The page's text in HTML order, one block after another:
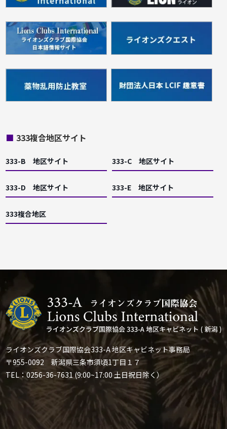
■ 333複合地区サイト
333-B 地区サイト 333-C 地区サイト
333-D 地区サイト 333-E 地区サイト
333複合地区
ライオンズクラブ国際協会333-A 地区キャビネット事務局
〒955-0092 新潟県三条市須頃1丁目１７
TEL：0256-36-7631 (9:00~17:00 土日祝日除く）